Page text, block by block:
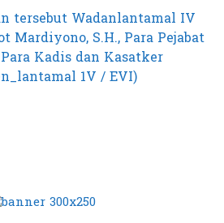
tersebut Wadanlantamal IV
Mardiyono, S.H., Para Pejabat
Kadis dan Kasatker
1V / EVI)